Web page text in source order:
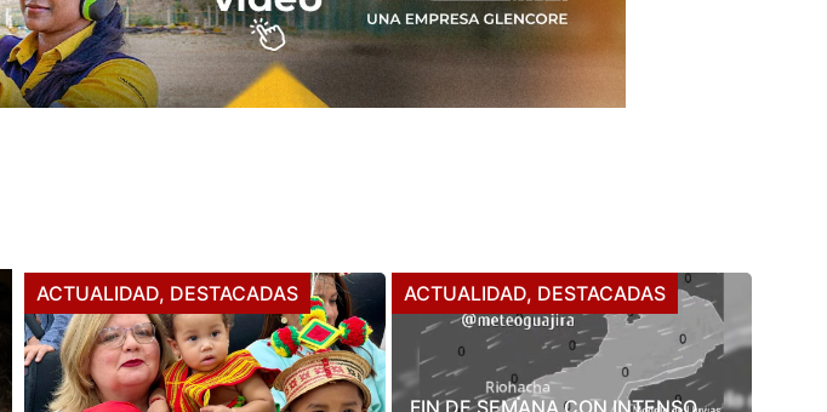
ACTUALIDAD, DESTACADAS ACTUALIDAD, DESTACADAS
FIN DE SEMANA CON INTENSO